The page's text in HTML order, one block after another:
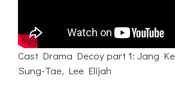
Cast Drama Decoy part 1: Jang
Sung-Tae, Lee Elijah